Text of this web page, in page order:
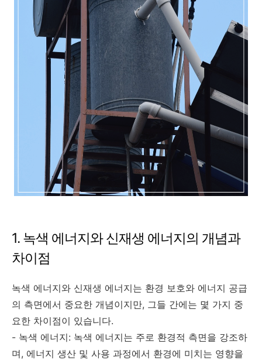
1. 녹색 에너지와 신재생 에너지의 개념과
차이점
녹색 에너지와 신재생 에너지는 환경 보호와 에너지 공급
의 측면에서 중요한 개념이지만, 그들 간에는 몇 가지 중
요한 차이점이 있습니다.
- 녹색 에너지: 녹색 에너지는 주로 환경적 측면을 강조하
며, 에너지 생산 및 사용 과정에서 환경에 미치는 영향을